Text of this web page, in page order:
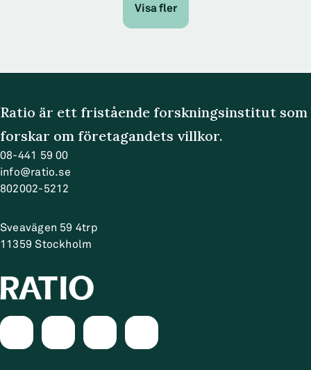
Visa fler
Ratio är ett fristående forskningsinstitut som
forskar om företagandets villkor.
08-441 59 00
info@ratio.se
802002-5212
Sveavägen 59 4trp
11359 Stockholm